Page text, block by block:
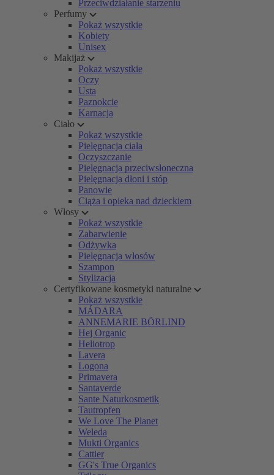
Przeciwdziałanie starzeniu
Perfumy
Pokaż wszystkie
Kobiety
Unisex
Makijaż
Pokaż wszystkie
Oczy
Usta
Paznokcie
Karnacja
Ciało
Pokaż wszystkie
Pielęgnacja ciała
Oczyszczanie
Pielęgnacja przeciwsłoneczna
Pielęgnacja dłoni i stóp
Panowie
Ciąża i opieka nad dzieckiem
Włosy
Pokaż wszystkie
Zabarwienie
Odżywka
Pielęgnacja włosów
Szampon
Stylizacja
Certyfikowane kosmetyki naturalne
Pokaż wszystkie
MÁDARA
ANNEMARIE BÖRLIND
Hej Organic
Heliotrop
Lavera
Logona
Primavera
Santaverde
Sante Naturkosmetik
Tautropfen
We Love The Planet
Weleda
Mukti Organics
Cattier
GG's True Organics